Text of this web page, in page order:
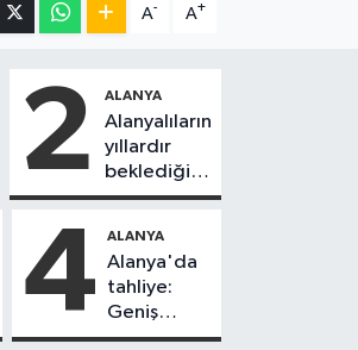
A- A+
2 ALANYA
Alanyalıların
yıllardır
beklediği
yol askıdan
4 ALANYA
Alanya'da
tahliye:
Geniş
güvenlik